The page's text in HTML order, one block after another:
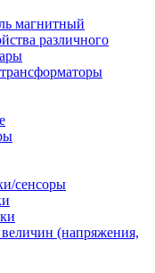
магнитный
различного
сенсоры
(напряжения,